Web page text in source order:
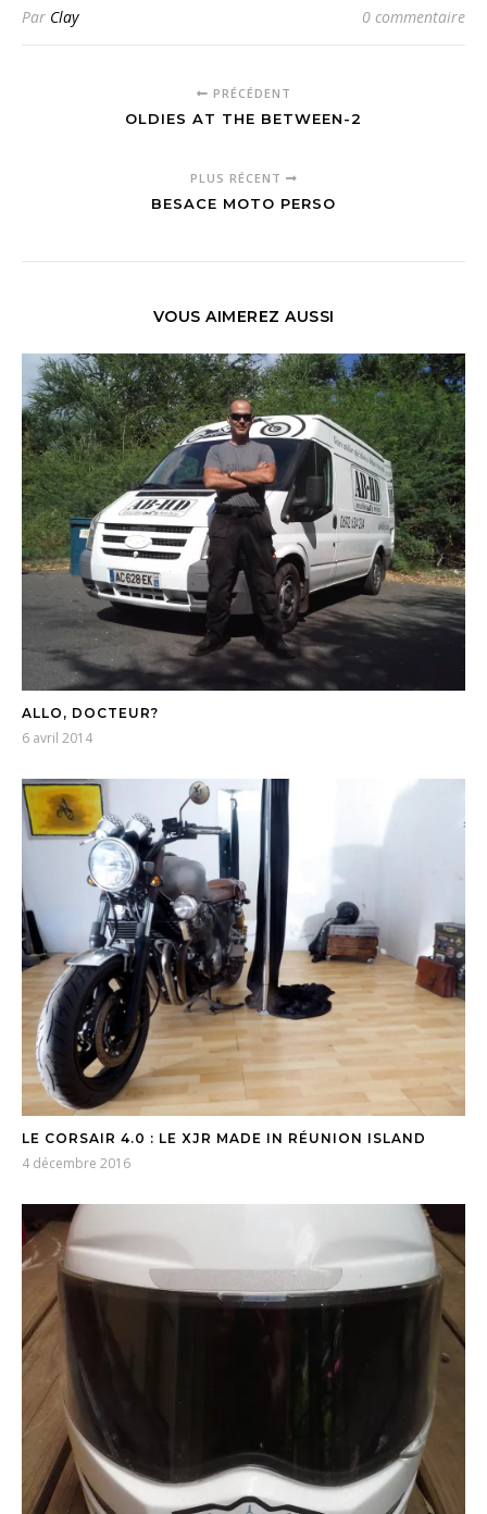
Par Clay 0 commentaire
PRÉCÉDENT
OLDIES AT THE BETWEEN-2
PLUS RÉCENT
BESACE MOTO PERSO
VOUS AIMEREZ AUSSI
ALLO, DOCTEUR?
6 avril 2014
LE CORSAIR 4.0 : LE XJR MADE IN RÉUNION ISLAND
4 décembre 2016